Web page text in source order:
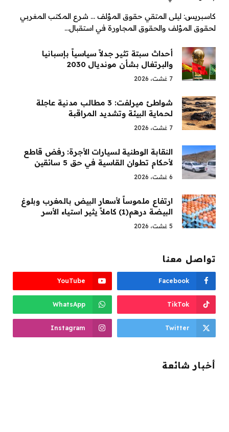
كاسبريس: ليلى المتقي حقوق المؤلف … شرع المكتب المغربي
لحقوق المؤلف والحقوق المجاورة في استقبال…
أحداث سبتة تثير جدلاً سياسياً بإسبانيا
والبرتغال بشأن مونديال 2030
7 غشت، 2026
شواطئ ميرلفت: 3 مطالب مدنية عاجلة
لحماية البيئة وتشديد المراقبة
7 غشت، 2026
النقابة الوطنية لسيارات الأجرة: رفض قاطع
لأحكام تطوان القاسية في حق 5 سائقين
6 غشت، 2026
ارتفاع ملموساً لأسعار البيض بالمغرب وبلوغ
البيضة درهم(1) كاملاً يثير استياء الأسر
5 غشت، 2026
تواصل معنا
Facebook
YouTube
TikTok
WhatsApp
Twitter
Instagram
أخبار شائعة